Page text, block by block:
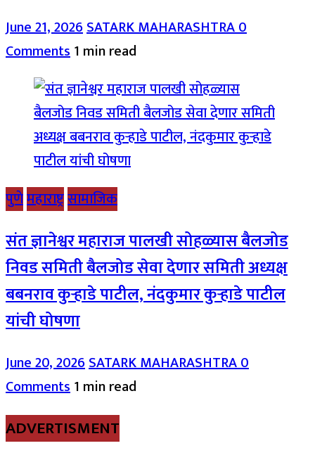
June 21, 2026SATARK MAHARASHTRA0
Comments1 min read
पुणेमहाराष्ट्रसामाजिक
संत ज्ञानेश्वर महाराज पालखी सोहळ्यास बैलजोड
निवड समिती बैलजोड सेवा देणार समिती अध्यक्ष
बबनराव कुऱ्हाडे पाटील, नंदकुमार कुऱ्हाडे पाटील
यांची घोषणा
June 20, 2026SATARK MAHARASHTRA0
Comments1 min read
ADVERTISMENT